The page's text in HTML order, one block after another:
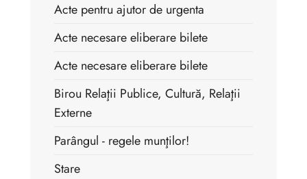
Acte pentru ajutor de urgenta
Acte necesare eliberare bilete
Acte necesare eliberare bilete
Birou Relaţii Publice, Cultură, Relaţii
Externe
Parângul - regele munţilor!
Stare